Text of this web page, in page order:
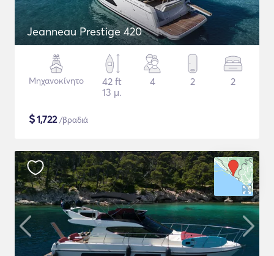
Jeanneau Prestige 420
Μηχανοκίνητο
42 ft
13 μ.
4 2 2
$1,722/βραδιά